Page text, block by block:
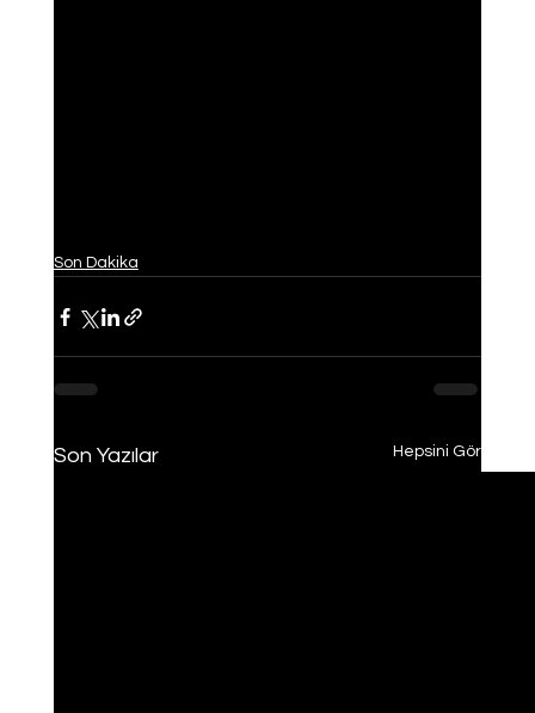
Son Dakika
Son Yazılar Hepsini Gör